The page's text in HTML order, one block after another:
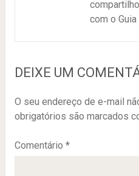
com o Guia
DEIXE UM
O seu endereço de e-mail
obrigatórios são marcados
Comentário *